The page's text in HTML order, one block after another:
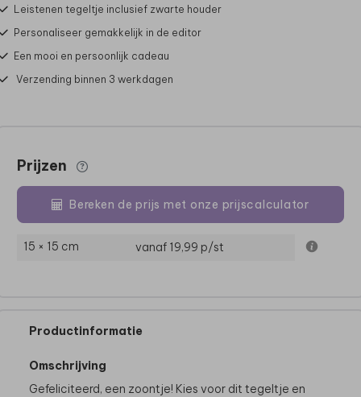
Leistenen tegeltje inclusief zwarte houder
Personaliseer gemakkelijk in de editor
Een mooi en persoonlijk cadeau
Verzending binnen 3 werkdagen
Prijzen
Bereken de prijs met onze prijscalculator
15 × 15 cm vanaf 19,99 p/st
Productinformatie
Omschrijving
Gefeliciteerd, een zoontje! Kies voor dit tegeltje en